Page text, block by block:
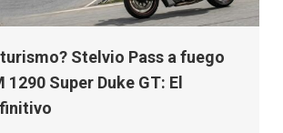
Stelvio Pass a fuego
1290 Super Duke GT: El